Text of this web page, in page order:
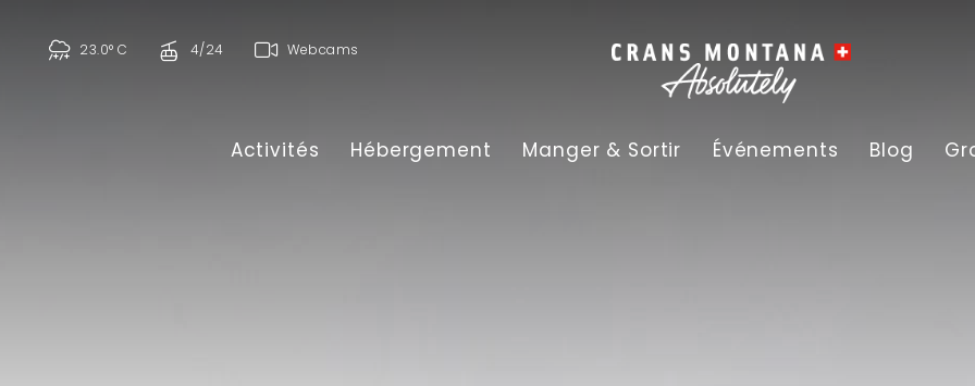
23.0° C 4/24 Webcams
Activités Hébergement Manger & Sortir Événements Blog